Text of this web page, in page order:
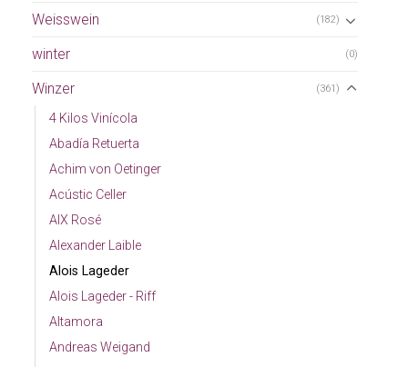
Weisswein (182)
winter (0)
Winzer (361)
4 Kilos Vinícola
Abadía Retuerta
Achim von Oetinger
Acústic Celler
AIX Rosé
Alexander Laible
Alois Lageder
Alois Lageder - Riff
Altamora
Andreas Weigand